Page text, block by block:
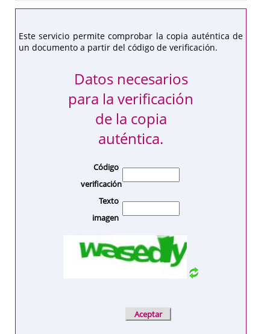
Este servicio permite comprobar la copia auténtica de
un documento a partir del código de verificación.
Datos necesarios
para la verificación
de la copia
auténtica.
Código
verificación
Texto
imagen